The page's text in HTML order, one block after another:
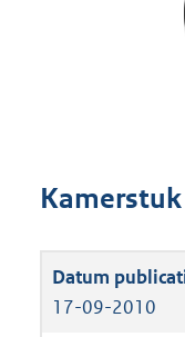
Kamerstuk
17-09-2010